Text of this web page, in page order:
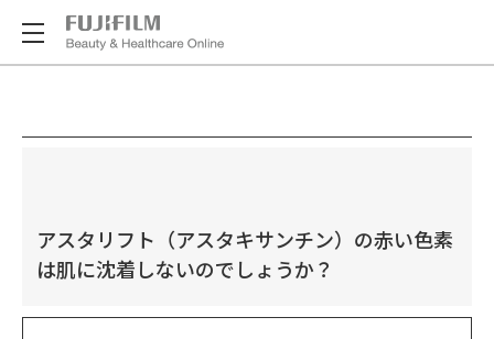
アスタリフト（アスタキサンチン）の赤い色素
は肌に沈着しないのでしょうか？